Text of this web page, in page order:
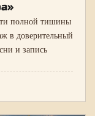
полной тишины
в доверительный
и запись